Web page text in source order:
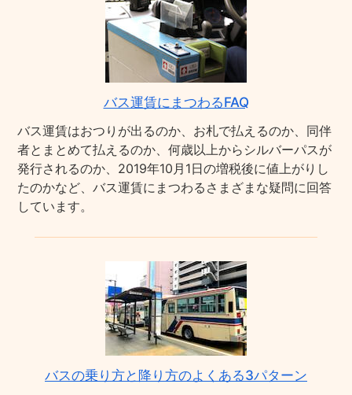
バス運賃にまつわるFAQ
バス運賃はおつりが出るのか、お札で払えるのか、同伴
者とまとめて払えるのか、何歳以上からシルバーパスが
発行されるのか、2019年10月1日の増税後に値上がりし
たのかなど、バス運賃にまつわるさまざまな疑問に回答
しています。
バスの乗り方と降り方のよくある3パターン